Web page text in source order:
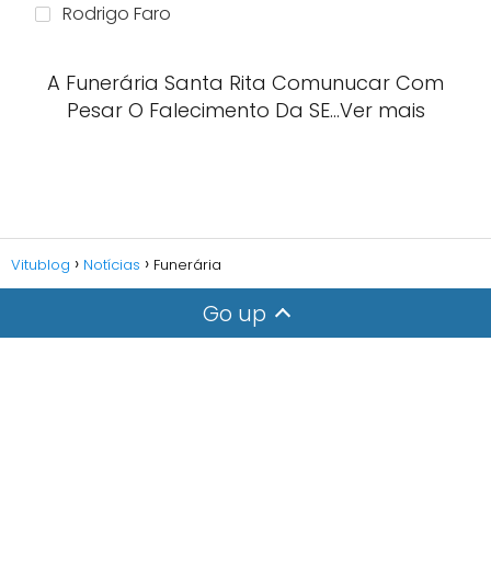
Rodrigo Faro
A Funerária Santa Rita Comunucar Com
Pesar O Falecimento Da SE…Ver mais
Vitublog Notícias Funerária
Go up